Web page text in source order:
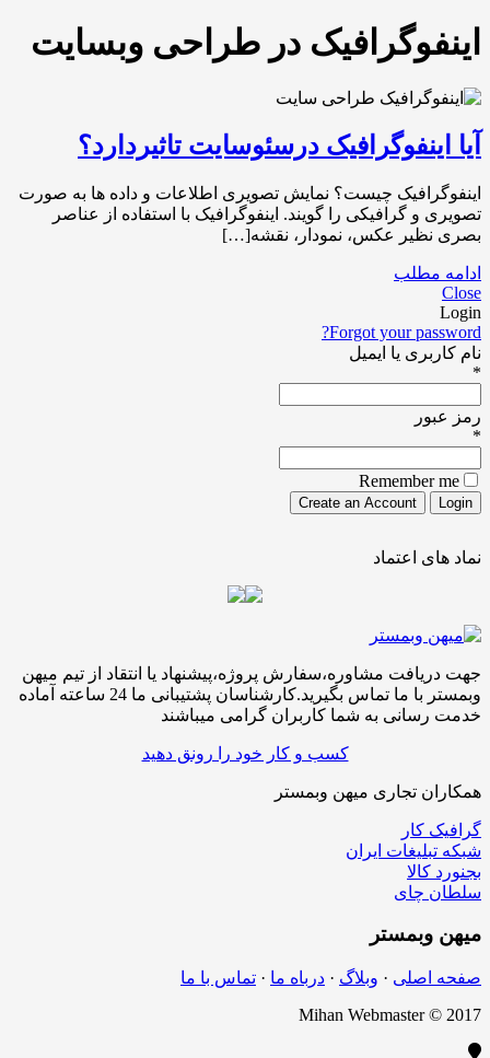
اینفوگرافیک در طراحی وبسایت
آیا اینفوگرافیک درسئوسایت تاثیردارد؟
اینفوگرافیک چیست؟ نمایش تصویری اطلاعات و داده ها به صورت
تصویری و گرافیکی را گویند. اینفوگرافیک با استفاده از عناصر
بصری نظیر عکس، نمودار، نقشه[…]
ادامه مطلب
Close
Login
Forgot your password?
نام کاربری یا ایمیل
*
رمز عبور
*
Remember me
نماد های اعتماد
جهت دریافت مشاوره،سفارش پروژه،پیشنهاد یا انتقاد از تیم میهن
وبمستر با ما تماس بگیرید.کارشناسان پشتیبانی ما 24 ساعته آماده
خدمت رسانی به شما کاربران گرامی میباشند
کسب و کار خود را رونق دهید
همکاران تجاری میهن وبمستر
گرافیک کار
شبکه تبلیغات ایران
بجنورد کالا
سلطان چای
میهن وبمستر
صفحه اصلی · وبلاگ · درباه ما · تماس با ما
Mihan Webmaster © 2017